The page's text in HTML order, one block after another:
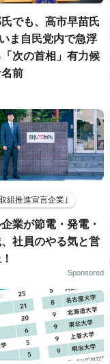
でも、高市早苗氏
ま自民党内で急浮
「次の首相」有力候
前
組推進宣言企業｣
業が節電・発電・
社員のやる気と営
Sponsored